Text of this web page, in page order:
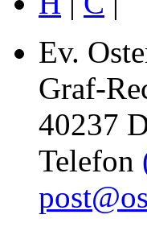
Ev.
Graf-
40237
Telefon